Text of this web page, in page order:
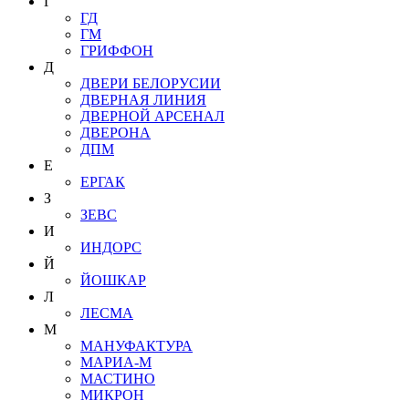
ГД
ГМ
ГРИФФОН
Д
ДВЕРИ БЕЛОРУСИИ
ДВЕРНАЯ ЛИНИЯ
ДВЕРНОЙ АРСЕНАЛ
ДВЕРОНА
ДПМ
Е
ЕРГАК
З
ЗЕВС
И
ИНДОРС
Й
ЙОШКАР
Л
ЛЕСМА
М
МАНУФАКТУРА
МАРИА-М
МАСТИНО
МИКРОН